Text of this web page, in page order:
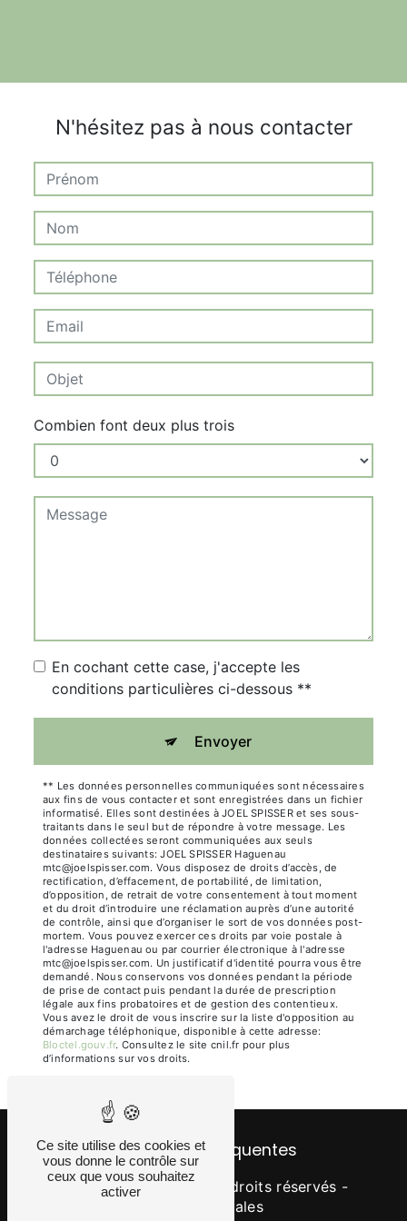
N'hésitez pas à nous contacter
Combien font deux plus trois
En cochant cette case, j'accepte les
conditions particulières ci-dessous **
Envoyer
** Les données personnelles communiquées sont nécessaires
aux fins de vous contacter et sont enregistrées dans un fichier
informatisé. Elles sont destinées à JOEL SPISSER et ses sous-
traitants dans le seul but de répondre à votre message. Les
données collectées seront communiquées aux seuls
destinataires suivants: JOEL SPISSER Haguenau
mtc@joelspisser.com. Vous disposez de droits d’accès, de
rectification, d’effacement, de portabilité, de limitation,
d’opposition, de retrait de votre consentement à tout moment
et du droit d’introduire une réclamation auprès d’une autorité
de contrôle, ainsi que d’organiser le sort de vos données post-
mortem. Vous pouvez exercer ces droits par voie postale à
l'adresse Haguenau ou par courrier électronique à l'adresse
mtc@joelspisser.com. Un justificatif d'identité pourra vous être
demandé. Nous conservons vos données pendant la période
de prise de contact puis pendant la durée de prescription
légale aux fins probatoires et de gestion des contentieux.
Vous avez le droit de vous inscrire sur la liste d'opposition au
démarchage téléphonique, disponible à cette adresse:
Bloctel.gouv.fr. Consultez le site cnil.fr pour plus
d’informations sur vos droits.
Recherches fréquentes
©Vistalid- 2026 - Tous droits réservés -
Mentions légales
Ce site utilise des cookies et
vous donne le contrôle sur
ceux que vous souhaitez
activer